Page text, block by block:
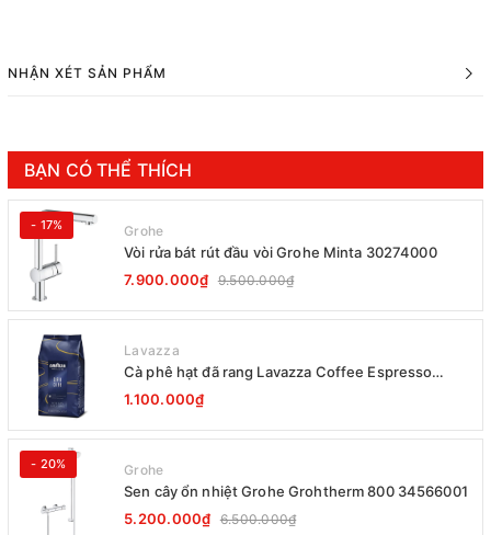
NHẬN XÉT SẢN PHẨM
BẠN CÓ THỂ THÍCH
- 17% Grohe
Vòi rửa bát rút đầu vòi Grohe Minta 30274000
7.900.000₫ 9.500.000₫
Lavazza
Cà phê hạt đã rang Lavazza Coffee Espresso
Super Crema 1000g Date 12-2027
1.100.000₫
- 20% Grohe
Sen cây ổn nhiệt Grohe Grohtherm 800 34566001
5.200.000₫ 6.500.000₫